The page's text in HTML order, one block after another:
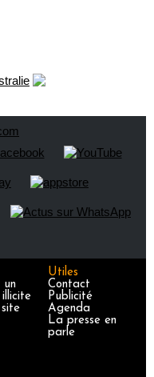
un
illicite
Utiles
Contact
Publicité
Agenda
La presse en
parle